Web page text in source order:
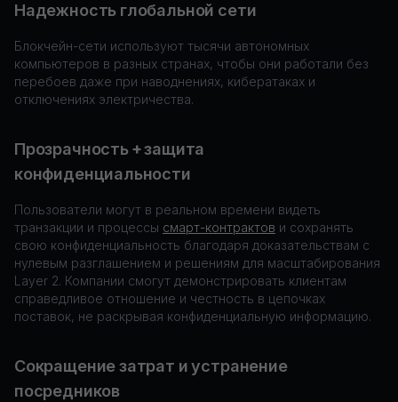
Надежность глобальной сети
Блокчейн-сети используют тысячи автономных
компьютеров в разных странах, чтобы они работали без
перебоев даже при наводнениях, кибератаках и
отключениях электричества.
Прозрачность + защита
конфиденциальности
Пользователи могут в реальном времени видеть
транзакции и процессы смарт-контрактов и сохранять
свою конфиденциальность благодаря доказательствам с
нулевым разглашением и решениям для масштабирования
Layer 2. Компании смогут демонстрировать клиентам
справедливое отношение и честность в цепочках
поставок, не раскрывая конфиденциальную информацию.
Сокращение затрат и устранение
посредников